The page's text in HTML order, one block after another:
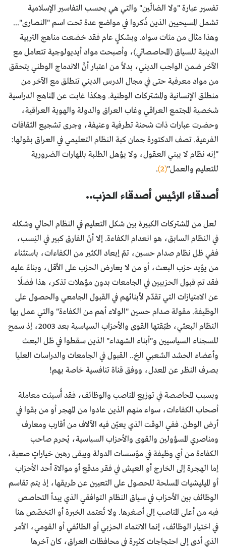
تفسير عبارة "ولا الضالّين" والتي هي بحسب التفاسير الإسلامية
تشمل المسيحيين الذين ذُكروا في مواضع عدة تحت اسم "النصارى"...
وهذا مثال من مئات سواه. وبشكلٍ عام فقد خضعت مناهج التربية
الدينية للسياق (المحاصصاتي)، وأصبحت مواد أيديولوجية تتعامل مع
الآخر ضمن الواجب الديني، بدلاً من اعتبار أنَّ الاندماج الوطني يتحقق
من مواد معرفية حتى في مجال الدرس الديني تنطلق مع الآخر من
منطلق الإنسانية والمشتركات الوطنية. وهكذا غابت عن المناهج الدراسية
شخصية المجتمع العراقي وغاب العراق والدولة والهوية العراقية،
وحضرت عبارات ذات شحنة تطرفية وعنيفة، وجرى تشجيع الثقافات
الفرعية. تصف الدكتورة جمان كبة النظام التعليمي في العراق بقولها:
"إنه نظام لا يبني العقول، ولا يؤهل الطلبة بالمهارات الضرورية
للتعليم والعمل"(2)
.
أصدقاء الرئيس أصدقاء الحزب..
لعل من المشتركات الكبيرة بين شكل التعليم في النظام الحالي وشكله
في النظام السابق، هو انعدام الكفاءة. إلا أنّ الفارق كبير في النِسب،
ففي ظل نظام صدام حسين، تمّ إبعاد الكثير من الكفاءات، باستثناء
من يؤيد حزب البعث، أو من لا يعارض الحزب على الأقل، وبناءً عليه
فقد تم قبول الحزبيين في الجامعات بدون مؤهلات تذكر، هذا فضلًا
عن الامتيازات التي تقدّم لأبنائهم في القبول الجامعي والحصول على
الوظيفة. مقولة صدام حسين "الولاء أهم من الكفاءة" والتي عمل بها
النظام البعثي، طبّقتها القوى والأحزاب السياسية بعد 2003، إذ سمح
للسجناء السياسيين و"أبناء الشهداء" الذين سقطوا في ظل البعث
وأعضاء الحشد الشعبي الخ.. القبول في الجامعات والدراسات العليا
بصرف النظر عن المعدل، ووفق قناة تنافسية خاصة بهم!
وبسبب المحاصصة في توزيع المناصب والوظائف، فقد أُسيئت معاملة
أصحاب الكفاءات، سواء منهم الذين عادوا من المهجر أو من بقوا في
أرض الوطن. ففي الوقت الذي يعيّن فيه الآلاف من أقارب ومعارف
ومناصري المسؤولين والقوى والأحزاب السياسية، يُحرم صاحب
الكفاءة من أي وظيفة في مؤسسات الدولة ويبقى رهين خياراتٍ صعبة،
إما الهجرة إلى الخارج أو العيش في فقر مدقع أو موالاة أحد الأحزاب
أو الميليشيات المسلحة للحصول على التعيين عن طريقها، إذ يتم تقاسم
الوظائف بين الأحزاب في سياق النظام التوافقي الذي يبدأ التحاصص
فيه من أعلى المناصب إلى أصغرها. ولا تُعتمد الخبرة أو التخصّص هنا
في اختيار الوظائف، إنما الانتماء الحزبي أو الطائفي أو القومي، الأمر
الذي أدى إلى احتجاجات كثيرة في محافظات العراق، كان آخرها